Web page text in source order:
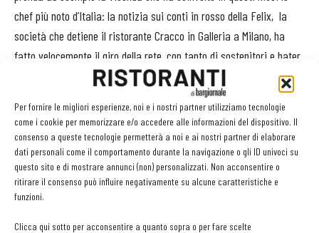
Per fornire le migliori esperienze, noi e i nostri partner utilizziamo tecnologie
come i cookie per memorizzare e/o accedere alle informazioni del dispositivo. Il
consenso a queste tecnologie permetterà a noi e ai nostri partner di elaborare
dati personali come il comportamento durante la navigazione o gli ID univoci su
questo sito e di mostrare annunci (non) personalizzati. Non acconsentire o
ritirare il consenso può influire negativamente su alcune caratteristiche e
funzioni.
Clicca qui sotto per acconsentire a quanto sopra o per fare scelte
chef più noto d’Italia: la notizia sui conti in rosso della Felix, la
società che detiene il ristorante Cracco in Galleria a Milano, ha
fatto velocemente il giro della rete, con tanto di sostenitori e hater
schierati. In molti, hanno messo in discussione il modello di
business del fine dining. Sicuramente c’è molto da fare, ma la
ristorazione rimane, e rimarrà, un asset centrale per il Bel Paese.
TAG Ristoranti